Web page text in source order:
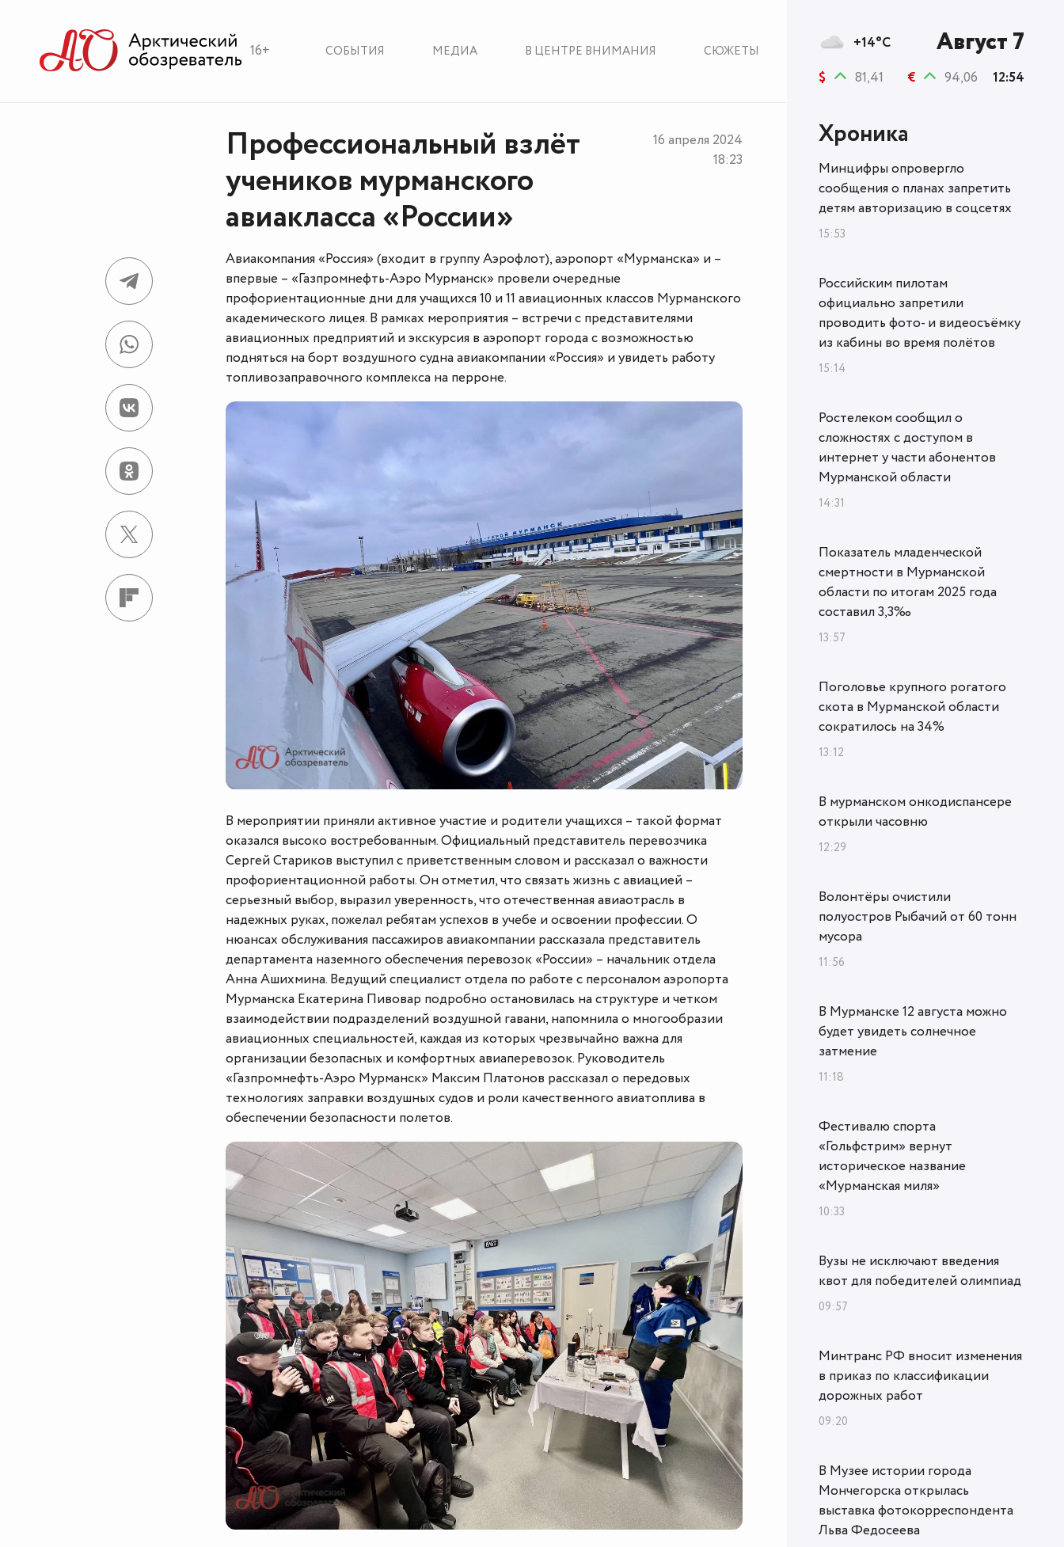
16+ СОБЫТИЯ МЕДИА В ЦЕНТРЕ ВНИМАНИЯ СЮЖЕТЫ
Профессиональный взлёт
учеников мурманского
авиакласса «России»
16 апреля 2024
18:23
Авиакомпания «Россия» (входит в группу Аэрофлот), аэропорт «Мурманска» и –
впервые – «Газпромнефть-Аэро Мурманск» провели очередные
профориентационные дни для учащихся 10 и 11 авиационных классов Мурманского
академического лицея. В рамках мероприятия – встречи с представителями
авиационных предприятий и экскурсия в аэропорт города с возможностью
подняться на борт воздушного судна авиакомпании «Россия» и увидеть работу
топливозаправочного комплекса на перроне.
В мероприятии приняли активное участие и родители учащихся – такой формат
оказался высоко востребованным. Официальный представитель перевозчика
Сергей Стариков выступил с приветственным словом и рассказал о важности
профориентационной работы. Он отметил, что связать жизнь с авиацией –
серьезный выбор, выразил уверенность, что отечественная авиаотрасль в
надежных руках, пожелал ребятам успехов в учебе и освоении профессии. О
нюансах обслуживания пассажиров авиакомпании рассказала представитель
департамента наземного обеспечения перевозок «России» – начальник отдела
Анна Ашихмина. Ведущий специалист отдела по работе с персоналом аэропорта
Мурманска Екатерина Пивовар подробно остановилась на структуре и четком
взаимодействии подразделений воздушной гавани, напомнила о многообразии
авиационных специальностей, каждая из которых чрезвычайно важна для
организации безопасных и комфортных авиаперевозок. Руководитель
«Газпромнефть-Аэро Мурманск» Максим Платонов рассказал о передовых
технологиях заправки воздушных судов и роли качественного авиатоплива в
обеспечении безопасности полетов.
+14°C Август 7
$ 81,41 € 94,06 12:54
Хроника
Минцифры опровергло
сообщения о планах запретить
детям авторизацию в соцсетях
15:53
Российским пилотам
официально запретили
проводить фото- и видеосъёмку
из кабины во время полётов
15:14
Ростелеком сообщил о
сложностях с доступом в
интернет у части абонентов
Мурманской области
14:31
Показатель младенческой
смертности в Мурманской
области по итогам 2025 года
составил 3,3‰
13:57
Поголовье крупного рогатого
скота в Мурманской области
сократилось на 34%
13:12
В мурманском онкодиспансере
открыли часовню
12:29
Волонтёры очистили
полуостров Рыбачий от 60 тонн
мусора
11:56
В Мурманске 12 августа можно
будет увидеть солнечное
затмение
11:18
Фестивалю спорта
«Гольфстрим» вернут
историческое название
«Мурманская миля»
10:33
Вузы не исключают введения
квот для победителей олимпиад
09:57
Минтранс РФ вносит изменения
в приказ по классификации
дорожных работ
09:20
В Музее истории города
Мончегорска открылась
выставка фотокорреспондента
Льва Федосеева